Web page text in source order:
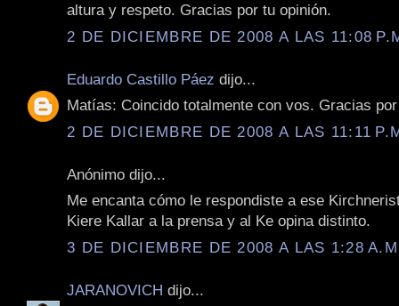
altura y respeto. Gracias por tu opinión.
2 DE DICIEMBRE DE 2008 A LAS 11:08
Eduardo Castillo Páez dijo...
Matías: Coincido totalmente con vos. Gracias
2 DE DICIEMBRE DE 2008 A LAS 11:11
Anónimo dijo...
Me encanta cómo le respondiste a ese
Kiere Kallar a la prensa y al Ke opina distinto.
3 DE DICIEMBRE DE 2008 A LAS 1:28
JARANOVICH dijo...